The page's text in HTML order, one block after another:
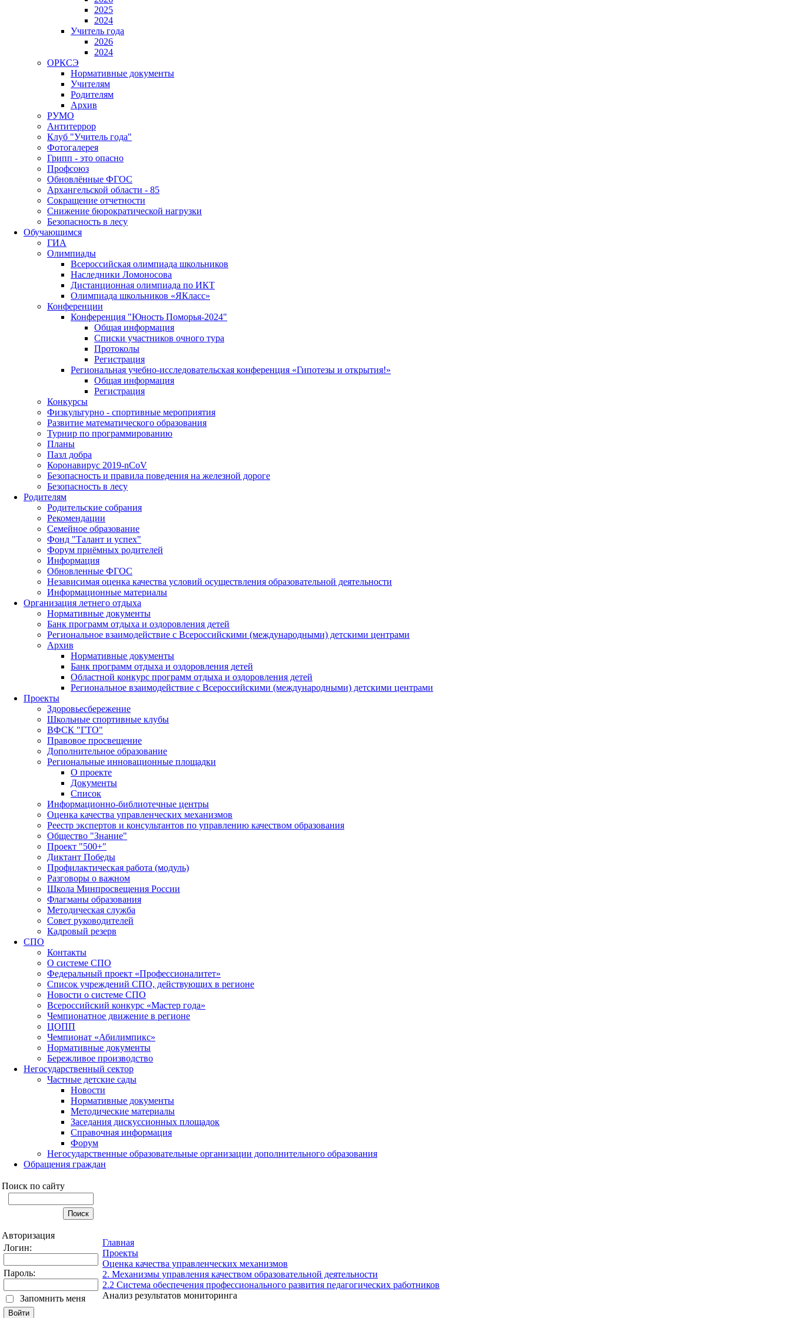
2025
2024
Учитель года
2026
2024
ОРКСЭ
Нормативные документы
Учителям
Родителям
Архив
РУМО
Антитеррор
Клуб "Учитель года"
Фотогалерея
Грипп - это опасно
Профсоюз
Обновлённые ФГОС
Архангельской области - 85
Сокращение отчетности
Снижение бюрократической нагрузки
Безопасность в лесу
Обучающимся
ГИА
Олимпиады
Всероссийская олимпиада школьников
Наследники Ломоносова
Дистанционная олимпиада по ИКТ
Олимпиада школьников «ЯКласс»
Конференции
Конференция "Юность Поморья-2024"
Общая информация
Списки участников очного тура
Протоколы
Регистрация
Региональная учебно-исследовательская конференция «Гипотезы и открытия!»
Общая информация
Регистрация
Конкурсы
Физкультурно - спортивные мероприятия
Развитие математического образования
Турнир по программированию
Планы
Пазл добра
Коронавирус 2019-nCoV
Безопасность и правила поведения на железной дороге
Безопасность в лесу
Родителям
Родительские собрания
Рекомендации
Семейное образование
Фонд "Талант и успех"
Форум приёмных родителей
Информация
Обновленные ФГОС
Независимая оценка качества условий осуществления образовательной деятельности
Информационные материалы
Организация летнего отдыха
Нормативные документы
Банк программ отдыха и оздоровления детей
Региональное взаимодействие с Всероссийскими (международными) детскими центрами
Архив
Нормативные документы
Банк программ отдыха и оздоровления детей
Областной конкурс программ отдыха и оздоровления детей
Региональное взаимодействие с Всероссийскими (международными) детскими центрами
Проекты
Здоровьесбережение
Школьные спортивные клубы
ВФСК "ГТО"
Правовое просвещение
Дополнительное образование
Региональные инновационные площадки
О проекте
Документы
Список
Информационно-библиотечные центры
Оценка качества управленческих механизмов
Реестр экспертов и консультантов по управлению качеством образования
Общество "Знание"
Проект "500+"
Диктант Победы
Профилактическая работа (модуль)
Разговоры о важном
Школа Минпросвещения России
Флагманы образования
Методическая служба
Совет руководителей
Кадровый резерв
СПО
Контакты
О системе СПО
Федеральный проект «Профессионалитет»
Список учреждений СПО, действующих в регионе
Новости о системе СПО
Всероссийский конкурс «Мастер года»
Чемпионатное движение в регионе
ЦОПП
Чемпионат «Абилимпикс»
Нормативные документы
Бережливое производство
Негосударственный сектор
Частные детские сады
Новости
Нормативные документы
Методические материалы
Заседания дискуссионных площадок
Справочная информация
Форум
Негосударственные образовательные организации дополнительного образования
Обращения граждан
Поиск по сайту
Авторизация
Логин:
Пароль:
Запомнить меня
Главная
Проекты
Оценка качества управленческих механизмов
2. Механизмы управления качеством образовательной деятельности
2.2 Система обеспечения профессионального развития педагогических работников
Анализ результатов мониторинга